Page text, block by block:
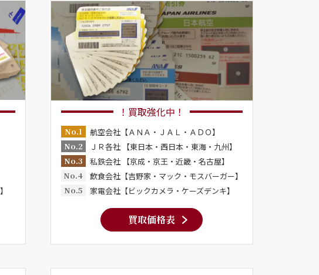
！買取強化中！
No.1
航空会社【ＡＮＡ・ＪＡＬ・ＡＤＯ】
No.2
ＪＲ各社 【東日本・西日本・東海・九州】
No.3
私鉄会社 【京成・京王・近畿・名古屋】
No.4
飲食会社【吉野家・マック・モスバーガー】
No.5
家電会社【ビックカメラ・ケーズデンキ】
買取価格表